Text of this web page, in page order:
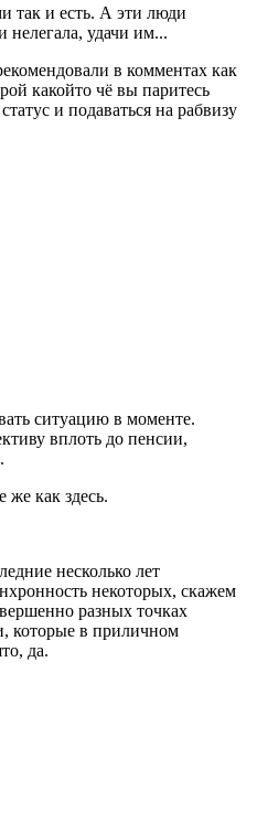
так и есть. А эти люди
нелегала, удачи им...
в комментах как
какойто чё вы паритесь
и подаваться на рабвизу
ситуацию в моменте.
вплоть до пенсии,
же как здесь.
несколько лет
некоторых, скажем
разных точках
которые в приличном
да.